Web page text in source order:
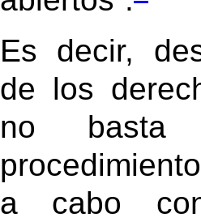
Es decir,
de los
no
a cabo